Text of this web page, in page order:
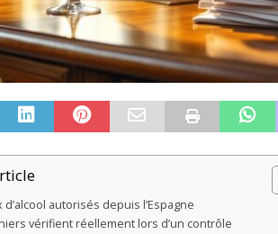
autorisés depuis l’Espagne
vérifient réellement lors d’un contrôle